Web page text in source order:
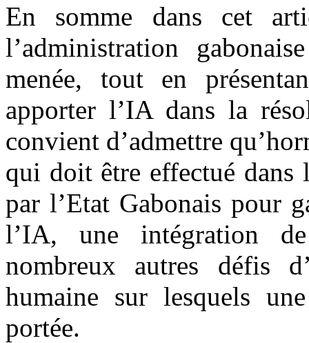
En somme dans cet
l’administration
menée, tout en
apporter l’IA dans la
convient d’admettre
qui doit être effectué dans
par l’Etat Gabonais pour
l’IA, une intégration
nombreux autres défis
humaine sur lesquels
portée.